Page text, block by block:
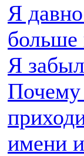
Я
больше
Я
Почему
имени